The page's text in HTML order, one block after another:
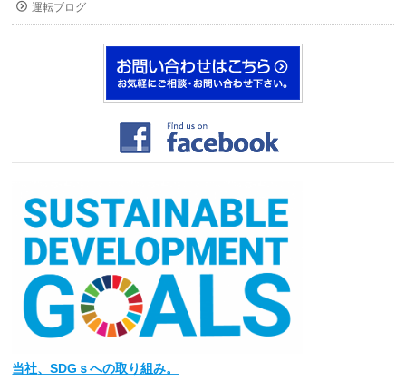
運転ブログ
当社、SDGｓへの取り組み。